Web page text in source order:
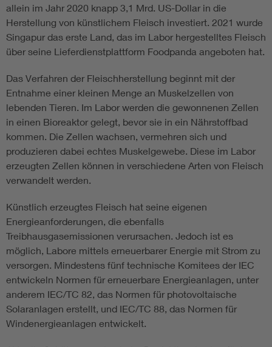
allein im Jahr 2020 knapp 3,1 Mrd. US-Dollar in die
Herstellung von künstlichem Fleisch investiert. 2021 wurde
Singapur das erste Land, das im Labor hergestelltes Fleisch
über seine Lieferdienstplattform Foodpanda angeboten hat.
Das Verfahren der Fleischherstellung beginnt mit der
Entnahme einer kleinen Menge an Muskelzellen von
lebenden Tieren. Im Labor werden die gewonnenen Zellen
in einen Bioreaktor gelegt, bevor sie in ein Nährstoffbad
kommen. Die Zellen wachsen, vermehren sich und
produzieren dabei echtes Muskelgewebe. Diese im Labor
erzeugten Zellen können in verschiedene Arten von Fleisch
verwandelt werden.
Künstlich erzeugtes Fleisch hat seine eigenen
Energieanforderungen, die ebenfalls
Treibhausgasemissionen verursachen. Jedoch ist es
möglich, Labore mittels erneuerbarer Energie mit Strom zu
versorgen. Mindestens fünf technische Komitees der IEC
entwickeln Normen für erneuerbare Energieanlagen, unter
anderem IEC/TC 82, das Normen für photovoltaische
Solaranlagen erstellt, und IEC/TC 88, das Normen für
Windenergieanlagen entwickelt.